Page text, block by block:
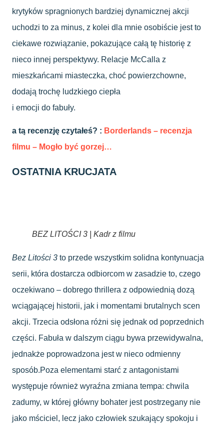
krytyków spragnionych bardziej dynamicznej akcji
uchodzi to za minus, z kolei dla mnie osobiście jest to
ciekawe rozwiązanie, pokazujące całą tę historię z
nieco innej perspektywy. Relacje McCalla z
mieszkańcami miasteczka, choć powierzchowne,
dodają trochę ludzkiego ciepła
i emocji do fabuły.
a tą recenzję czytałeś? : Borderlands – recenzja
filmu – Mogło być gorzej…
OSTATNIA KRUCJATA
BEZ LITOŚCI 3 | Kadr z filmu
Bez Litości 3 to przede wszystkim solidna kontynuacja
serii, która dostarcza odbiorcom w zasadzie to, czego
oczekiwano – dobrego thrillera z odpowiednią dozą
wciągającej historii, jak i momentami brutalnych scen
akcji. Trzecia odsłona różni się jednak od poprzednich
części. Fabuła w dalszym ciągu bywa przewidywalna,
jednakże poprowadzona jest w nieco odmienny
sposób.Poza elementami starć z antagonistami
występuje również wyraźna zmiana tempa: chwila
zadumy, w której główny bohater jest postrzegany nie
jako mściciel, lecz jako człowiek szukający spokoju i